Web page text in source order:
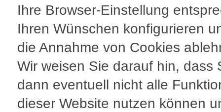
Ihre Browser-Einstellung
Ihren Wünschen konfigurieren
die Annahme von Cookies
Wir weisen Sie darauf hin, dass
dann eventuell nicht alle
dieser Website nutzen können